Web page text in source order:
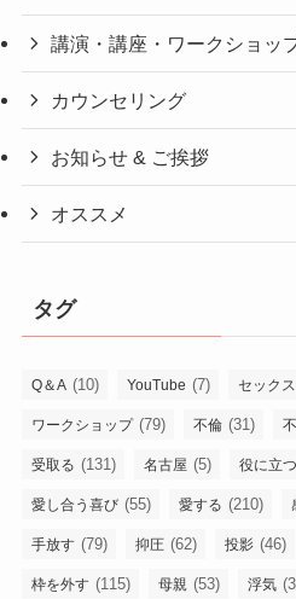
講演・講座・ワークショッ
カウンセリング
お知らせ & ご挨拶
オススメ
タグ
Q＆A (10) YouTube (7) セック
ワークショップ(79) 不倫 (31)
受取る (131) 名古屋 (5) 役に立つ
愛し合う喜び (55) 愛する (210)
手放す (79) 抑圧 (62) 投影 (46)
枠を外す (115) 母親 (53) 浮気